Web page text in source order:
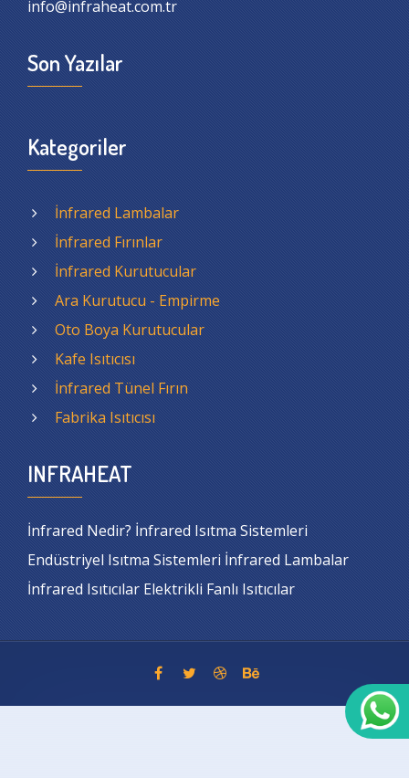
info@infraheat.com.tr
Son Yazılar
Kategoriler
İnfrared Lambalar
İnfrared Fırınlar
İnfrared Kurutucular
Ara Kurutucu - Empirme
Oto Boya Kurutucular
Kafe Isıtıcısı
İnfrared Tünel Fırın
Fabrika Isıtıcısı
INFRAHEAT
İnfrared Nedir? İnfrared Isıtma Sistemleri
Endüstriyel Isıtma Sistemleri İnfrared Lambalar
İnfrared Isıtıcılar Elektrikli Fanlı Isıtıcılar